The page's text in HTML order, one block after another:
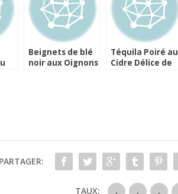
Beignets de blé
noir aux Oignons
Téquila Poiré au
Cidre Délice de
PARTAGER:
TAUX: